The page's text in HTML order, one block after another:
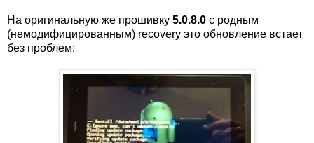
На оригинальную же прошивку 5.0.8.0 с родным
(немодифицированным) recovery это обновление встает
без проблем: